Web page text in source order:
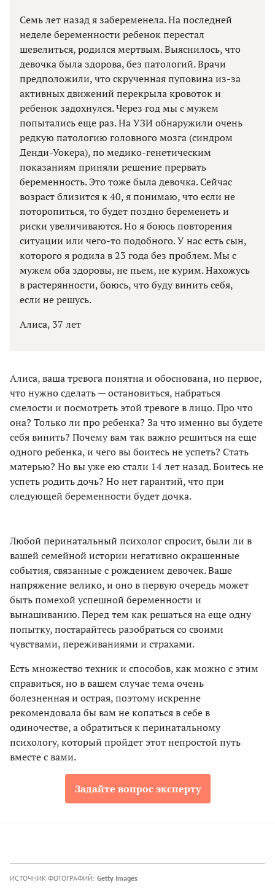
Семь лет назад я забеременела. На последней
неделе беременности ребенок перестал
шевелиться, родился мертвым. Выяснилось, что
девочка была здорова, без патологий. Врачи
предположили, что скрученная пуповина из-за
активных движений перекрыла кровоток и
ребенок задохнулся. Через год мы с мужем
попытались еще раз. На УЗИ обнаружили очень
редкую патологию головного мозга (синдром
Денди-Уокера), по медико-генетическим
показаниям приняли решение прервать
беременность. Это тоже была девочка. Сейчас
возраст близится к 40, я понимаю, что если не
поторопиться, то будет поздно беременеть и
риски увеличиваются. Но я боюсь повторения
ситуации или чего-то подобного. У нас есть сын,
которого я родила в 23 года без проблем. Мы с
мужем оба здоровы, не пьем, не курим. Нахожусь
в растерянности, боюсь, что буду винить себя,
если не решусь.
Алиса, 37 лет
Алиса, ваша тревога понятна и обоснована, но первое,
что нужно сделать — остановиться, набраться
смелости и посмотреть этой тревоге в лицо. Про что
она? Только ли про ребенка? За что именно вы будете
себя винить? Почему вам так важно решиться на еще
одного ребенка, и чего вы боитесь не успеть? Стать
матерью? Но вы уже ею стали 14 лет назад. Боитесь не
успеть родить дочь? Но нет гарантий, что при
следующей беременности будет дочка.
Любой перинатальный психолог спросит, были ли в
вашей семейной истории негативно окрашенные
события, связанные с рождением девочек. Ваше
напряжение велико, и оно в первую очередь может
быть помехой успешной беременности и
вынашиванию. Перед тем как решаться на еще одну
попытку, постарайтесь разобраться со своими
чувствами, переживаниями и страхами.
Есть множество техник и способов, как можно с этим
справиться, но в вашем случае тема очень
болезненная и острая, поэтому искренне
рекомендовала бы вам не копаться в себе в
одиночестве, а обратиться к перинатальному
психологу, который пройдет этот непростой путь
вместе с вами.
Задайте вопрос эксперту
ИСТОЧНИК ФОТОГРАФИЙ: Getty Images